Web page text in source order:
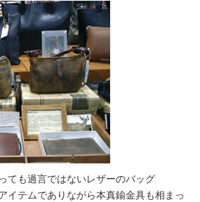
ても過言ではないレザーのバッグ
イテムでありながら本真鍮金具も相まっ